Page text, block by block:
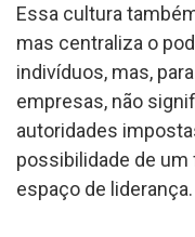
Essa cultura
mas centraliza o
indivíduos, mas,
empresas, não
autoridades
possibilidade de
espaço de liderança.